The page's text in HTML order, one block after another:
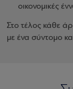
οικονομικές
Στο τέλος κάθε
με ένα σύντομο